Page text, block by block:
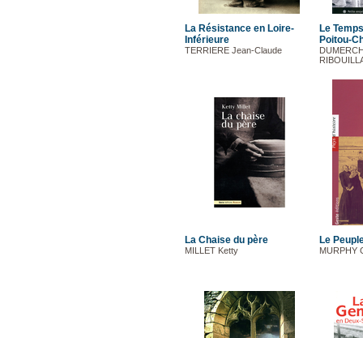
La Résistance en Loire-
Inférieure
TERRIERE Jean-Claude
Le
Poitou-
La Chaise du père
MILLET Ketty
Le
MURPHY